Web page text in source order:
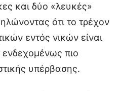
και δύο «λευκές»
ότι το τρέχον
εντός νικών είναι
πιο
υπέρβασης.